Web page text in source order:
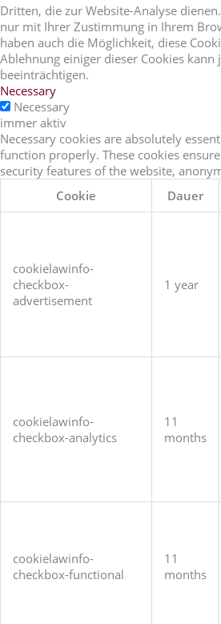
Dritten, die zur Website-Analyse
nur mit Ihrer Zustimmung in Ihrem
haben auch die Möglichkeit, diese
Ablehnung einiger dieser Cookies kann
beeinträchtigen.
Necessary
Necessary
immer aktiv
Necessary cookies are absolutely
function properly. These cookies
security features of the website,
Cookie
Dauer
cookielawinfo-
checkbox-
advertisement
1 year
cookielawinfo-
checkbox-analytics
11
months
cookielawinfo-
checkbox-functional
11
months